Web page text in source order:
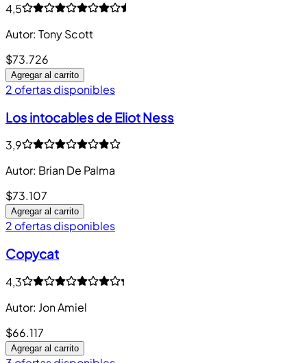
4,5
Autor: Tony Scott
$73.726
Agregar al carrito
2 ofertas disponibles
Los intocables de Eliot Ness
3,9
Autor: Brian De Palma
$73.107
Agregar al carrito
2 ofertas disponibles
Copycat
4,3
Autor: Jon Amiel
$66.117
Agregar al carrito